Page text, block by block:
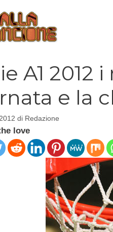
A1 2012
e la
di Redazione
love